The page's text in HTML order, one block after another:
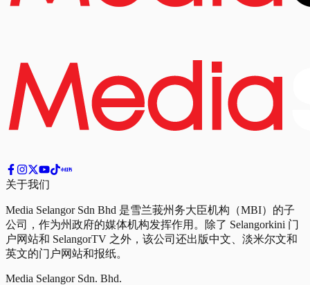
关于我们
Media Selangor Sdn Bhd 是雪兰莪州务大臣机构（MBI）的子
公司，作为州政府的媒体机构发挥作用。除了 Selangorkini 门
户网站和 SelangorTV 之外，该公司还出版中文、淡米尔文和
英文的门户网站和报纸。
Media Selangor Sdn. Bhd.